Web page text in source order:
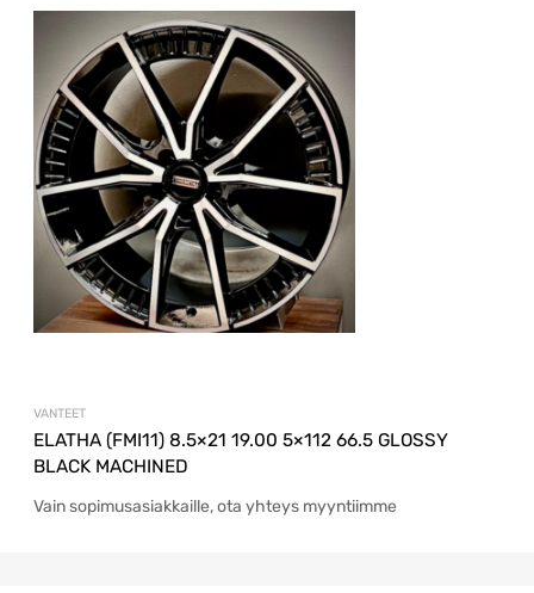
VANTEET
ELATHA (FMI11) 8.5×21 19.00 5×112 66.5 GLOSSY
BLACK MACHINED
Vain sopimusasiakkaille, ota yhteys myyntiimme